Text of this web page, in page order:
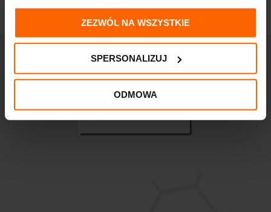
ZEZWÓL NA WSZYSTKIE
SPERSONALIZUJ
ODMOWA